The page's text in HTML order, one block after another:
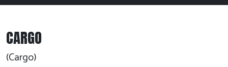
CARGO
(Cargo)